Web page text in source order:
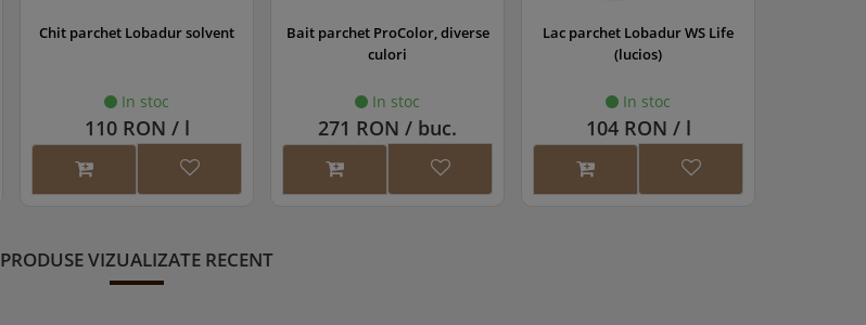
Chit parchet Lobadur solvent
In stoc
110 RON / l
Bait parchet ProColor, diverse
culori
In stoc
271 RON / buc.
Lac parchet Lobadur WS Life
(lucios)
In stoc
104 RON / l
PRODUSE VIZUALIZATE RECENT